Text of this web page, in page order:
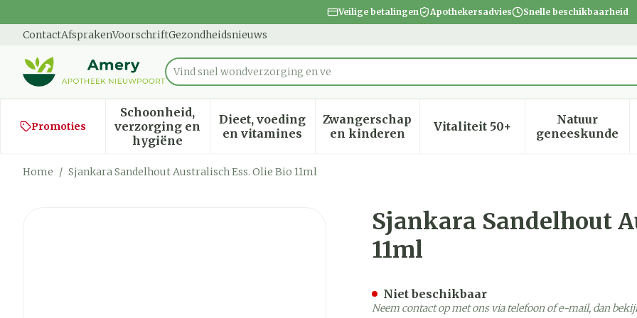
Veilige betalingen Apothekersadvies Snelle beschikbaarheid
ContactAfsprakenVoorschriftGezondheidsnieuws
Product, merk, categorie...
Vind
Promoties
Schoonheid,
verzorging en
hygiëne
Toon submenu voor Schoonheid, verzorging en hygiëne categorie
Dieet, voeding
en vitaminesToon submenu voor Dieet, voeding en vitamines categorie
Zwangerschap
en kinderenToon submenu voor Zwangerschap en
Vitaliteit 50+Toon submenu voor
Natuur
geneeskunde
Toon
Home / Sjankara Sandelhout Australisch Ess. Olie Bio 11ml
Sjankara Sandelhout Australisch Ess. Olie Bio 11ml
Sjankara Sandelhout
11ml
Niet beschikbaar
Neem contact op met ons via telefoon of e-mail, dan